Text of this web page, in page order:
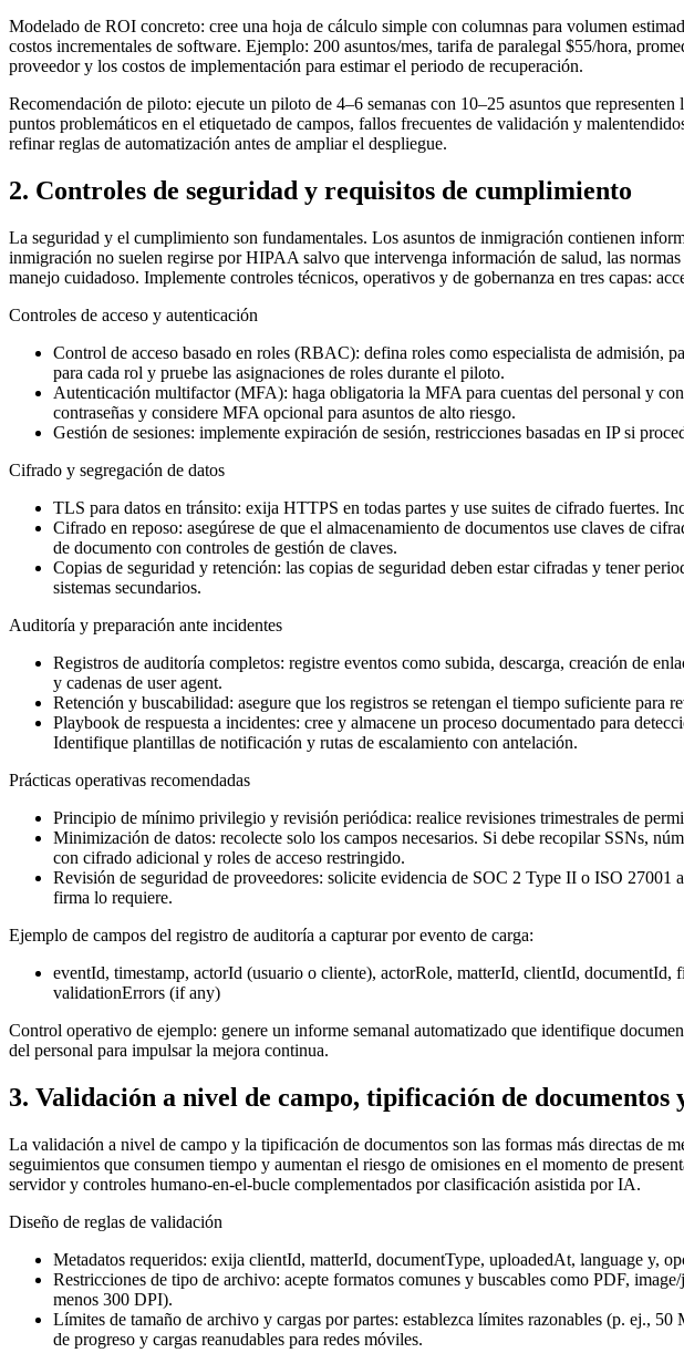
Modelado de ROI concreto: cree una hoja de cálculo simple con columnas para volumen
costos incrementales de software. Ejemplo: 200 asuntos/mes, tarifa de paralegal $55/hora,
proveedor y los costos de implementación para estimar el periodo de recuperación.
Recomendación de piloto: ejecute un piloto de 4–6 semanas con 10–25 asuntos que
puntos problemáticos en el etiquetado de campos, fallos frecuentes de validación y
refinar reglas de automatización antes de ampliar el despliegue.
2. Controles de seguridad y requisitos de cumplimiento
La seguridad y el cumplimiento son fundamentales. Los asuntos de inmigración contienen
inmigración no suelen regirse por HIPAA salvo que intervenga información de salud, las
manejo cuidadoso. Implemente controles técnicos, operativos y de gobernanza en tres capas:
Controles de acceso y autenticación
Control de acceso basado en roles (RBAC): defina roles como especialista de
para cada rol y pruebe las asignaciones de roles durante el piloto.
Autenticación multifactor (MFA): haga obligatoria la MFA para cuentas del personal y
contraseñas y considere MFA opcional para asuntos de alto riesgo.
Gestión de sesiones: implemente expiración de sesión, restricciones basadas en IP si
Cifrado y segregación de datos
TLS para datos en tránsito: exija HTTPS en todas partes y use suites de cifrado fuertes.
Cifrado en reposo: asegúrese de que el almacenamiento de documentos use claves de
de documento con controles de gestión de claves.
Copias de seguridad y retención: las copias de seguridad deben estar cifradas y tener
sistemas secundarios.
Auditoría y preparación ante incidentes
Registros de auditoría completos: registre eventos como subida, descarga, creación de
y cadenas de user agent.
Retención y buscabilidad: asegure que los registros se retengan el tiempo suficiente
Playbook de respuesta a incidentes: cree y almacene un proceso documentado para
Identifique plantillas de notificación y rutas de escalamiento con antelación.
Prácticas operativas recomendadas
Principio de mínimo privilegio y revisión periódica: realice revisiones trimestrales de
Minimización de datos: recolecte solo los campos necesarios. Si debe recopilar SSNs,
con cifrado adicional y roles de acceso restringido.
Revisión de seguridad de proveedores: solicite evidencia de SOC 2 Type II o ISO 27001
firma lo requiere.
Ejemplo de campos del registro de auditoría a capturar por evento de carga:
eventId, timestamp, actorId (usuario o cliente), actorRole, matterId, clientId,
validationErrors (if any)
Control operativo de ejemplo: genere un informe semanal automatizado que identifique
del personal para impulsar la mejora continua.
3. Validación a nivel de campo, tipificación de documentos
La validación a nivel de campo y la tipificación de documentos son las formas más directas de
seguimientos que consumen tiempo y aumentan el riesgo de omisiones en el momento de
servidor y controles humano-en-el-bucle complementados por clasificación asistida por IA.
Diseño de reglas de validación
Metadatos requeridos: exija clientId, matterId, documentType, uploadedAt, language y,
Restricciones de tipo de archivo: acepte formatos comunes y buscables como PDF,
menos 300 DPI).
Límites de tamaño de archivo y cargas por partes: establezca límites razonables (p. ej.,
de progreso y cargas reanudables para redes móviles.